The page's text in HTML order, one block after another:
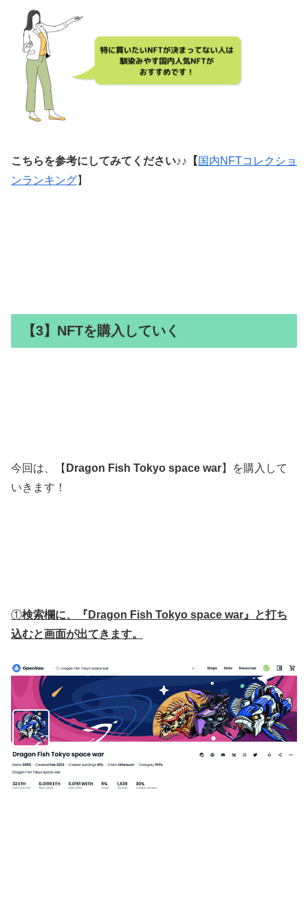
こちらを参考にしてみてください♪♪【 国内NFTコレクショ
ンランキング】
【3】NFTを購入していく
今回は、【 Dragon Fish Tokyo space war】を購入して
いきます！
①検索欄に、『Dragon Fish Tokyo space war』と打ち
込むと画面が出てきます。